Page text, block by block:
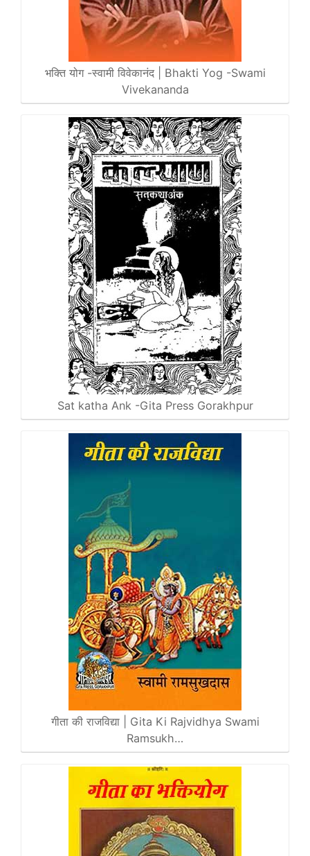
भक्ति योग -स्वामी विवेकानंद | Bhakti Yog -Swami
Vivekananda
Sat katha Ank -Gita Press Gorakhpur
गीता की राजविद्या | Gita Ki Rajvidhya Swami
Ramsukh…